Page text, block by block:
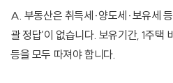
A. 부동산은 취득세·양도세·보유세
괄 정답’이 없습니다. 보유기간, 1주택
등을 모두 따져야 합니다.